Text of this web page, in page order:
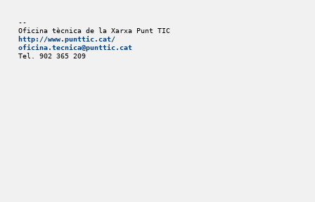
--
Oficina tècnica de la Xarxa Punt TIC
http://www.punttic.cat/
oficina.tecnica@punttic.cat
Tel. 902 365 209